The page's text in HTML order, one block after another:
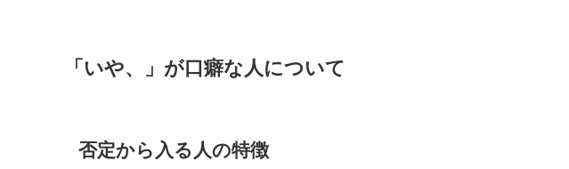
「いや、」が口癖な人について
否定から入る人の特徴